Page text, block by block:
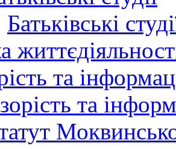
Батьківські
та
та